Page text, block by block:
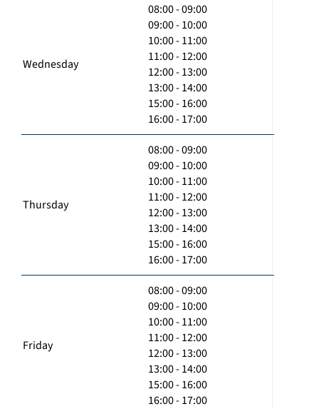
Wednesday
08:00 - 09:00
09:00 - 10:00
10:00 - 11:00
11:00 - 12:00
12:00 - 13:00
13:00 - 14:00
15:00 - 16:00
16:00 - 17:00
Thursday
08:00 - 09:00
09:00 - 10:00
10:00 - 11:00
11:00 - 12:00
12:00 - 13:00
13:00 - 14:00
15:00 - 16:00
16:00 - 17:00
Friday
08:00 - 09:00
09:00 - 10:00
10:00 - 11:00
11:00 - 12:00
12:00 - 13:00
13:00 - 14:00
15:00 - 16:00
16:00 - 17:00